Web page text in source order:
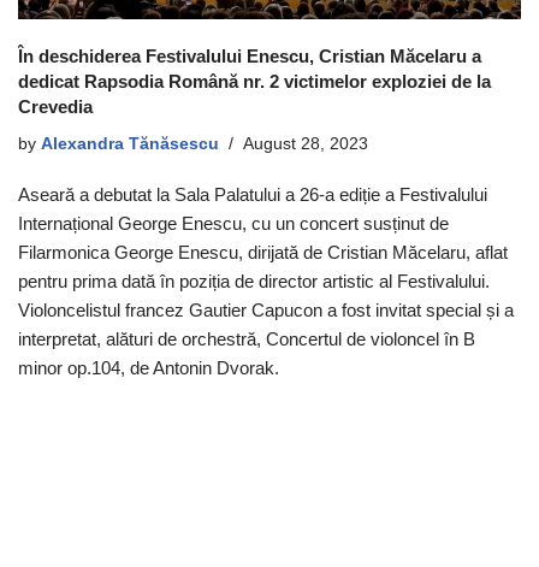
În deschiderea Festivalului Enescu, Cristian Măcelaru a
dedicat Rapsodia Română nr. 2 victimelor exploziei de la
Crevedia
by Alexandra Tănăsescu August 28, 2023
Aseară a debutat la Sala Palatului a 26-a ediție a Festivalului
Internațional George Enescu, cu un concert susținut de
Filarmonica George Enescu, dirijată de Cristian Măcelaru, aflat
pentru prima dată în poziția de director artistic al Festivalului.
Violoncelistul francez Gautier Capucon a fost invitat special și a
interpretat, alături de orchestră, Concertul de violoncel în B
minor op.104, de Antonin Dvorak.